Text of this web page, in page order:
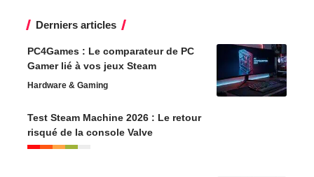
Derniers articles
PC4Games : Le comparateur de PC
Gamer lié à vos jeux Steam
Hardware & Gaming
Test Steam Machine 2026 : Le retour
risqué de la console Valve